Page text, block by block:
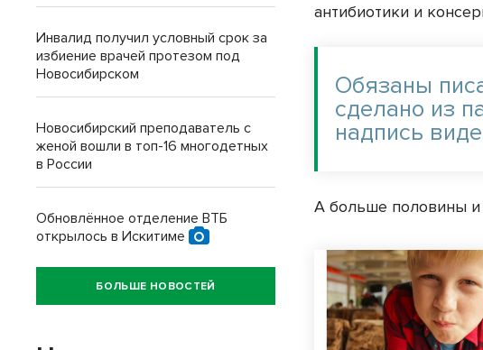
антибиотики и
Обязаны
сделано из
надпись
А больше половины и
Инвалид получил условный срок за
избиение врачей протезом под
Новосибирском
Новосибирский преподаватель с
женой вошли в топ-16 многодетных
в России
Обновлённое отделение ВТБ
открылось в Искитиме
БОЛЬШЕ НОВОСТЕЙ